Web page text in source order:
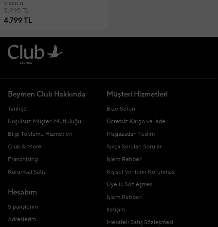
11.950 TL
5.995 TL
4.799 TL
Beymen Club Hakkında
Tarihçe
Koşulsuz Müşteri Mutluluğu
Bilgi Toplumu Hizmetleri
Club & More
Franchising
Kurumsal Satış
Hesabım
Siparişlerim
Adreslerim
Müşteri Hizmetleri
Bize Sorun
Ücretsiz Kargo ve İade
Mağazadan Teslim
Sıkça Sorulan Sorular
İşlem Rehberi
Kişisel Verilerin Korunması
Üyelik Sözleşmesi
İşlem Rehberi
İletişim
Mesafeli Satış Sözleşmesi